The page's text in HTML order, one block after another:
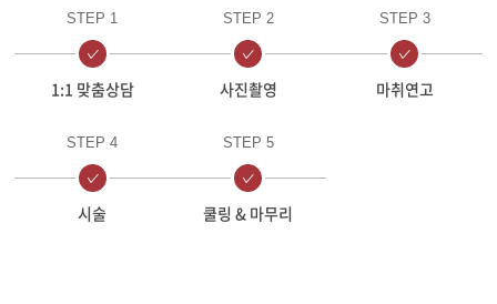
STEP 1
1:1 맞춤상담
STEP 2
사진촬영
STEP 3
마취연고
STEP 4
시술
STEP 5
쿨링 & 마무리